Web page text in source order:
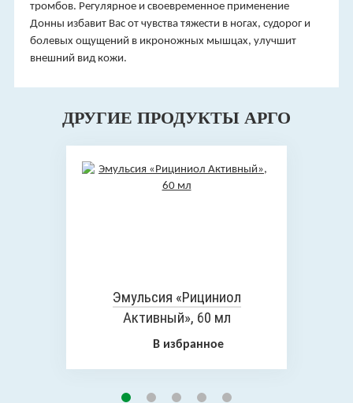
тромбов. Регулярное и своевременное применение
Донны избавит Вас от чувства тяжести в ногах, судорог и
болевых ощущений в икроножных мышцах, улучшит
внешний вид кожи.
ДРУГИЕ ПРОДУКТЫ АРГО
Эмульсия «Рициниол
Активный», 60 мл
В избранное